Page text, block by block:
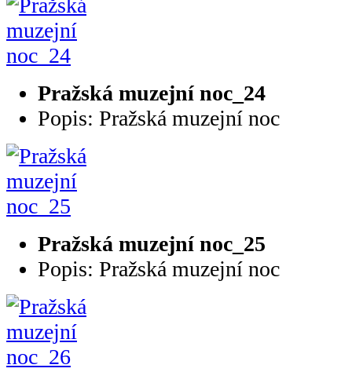
Pražská muzejní noc_24
Popis: Pražská muzejní noc
Pražská muzejní noc_25
Popis: Pražská muzejní noc